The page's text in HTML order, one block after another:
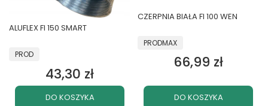
ALUFLEX FI 150 SMART
PRODUCENT
PROD
Cena
43,30 zł
DO KOSZYKA
CZERPNIA BIAŁA FI 100 WEN
PRODUCENT
PRODMAX
Cena
66,99 zł
DO KOSZYKA